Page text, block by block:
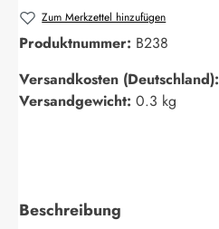
Zum Merkzettel hinzufügen
Produktnummer: B238
Versandkosten (Deutschland):
Versandgewicht: 0.3 kg
Beschreibung